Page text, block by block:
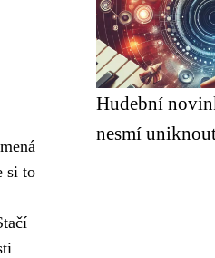
si to
Hudební
nesmí